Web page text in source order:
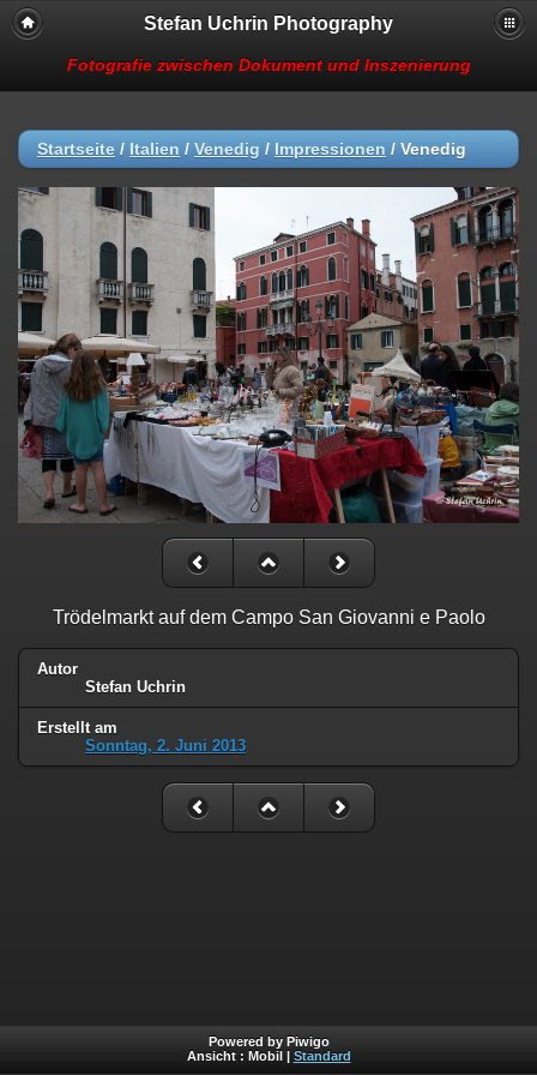
Stefan Uchrin Photography
Fotografie zwischen Dokument und Inszenierung
Startseite / Italien / Venedig / Impressionen / Venedig
Trödelmarkt auf dem Campo San Giovanni e Paolo
Autor
Stefan Uchrin
Erstellt am
Sonntag, 2. Juni 2013
Powered by Piwigo
Ansicht : Mobil Standard